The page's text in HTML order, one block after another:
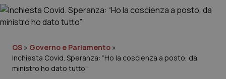
Governo e Parlamento
QS » Governo e Parlamento »
Inchiesta Covid. Speranza: “Ho la coscienza a posto, da
ministro ho dato tutto”